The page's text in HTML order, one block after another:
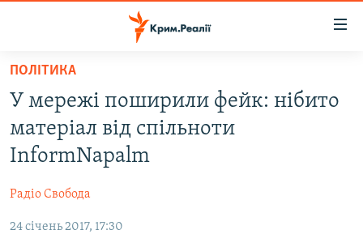
Перейти
основного
матеріалу
Перейти
до
основної
Перейти
ВОДА.КРИМ
ВІДЕО ТА ФОТО
БЛОГИ
ПОГЛЯД
ПОЛІТИКА
У мережі поширили фейк: нібито
матеріал від спільноти
InformNapalm
Радіо Свобода
24 січень 2017, 17:30